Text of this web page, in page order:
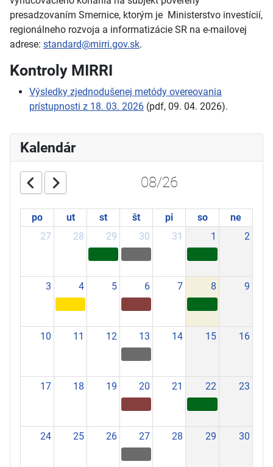
presadzovaním Smernice, ktorým je Ministerstvo investícií,
regionálneho rozvoja a informatizácie SR na e-mailovej
adrese: standard@mirri.gov.sk.
Kontroly MIRRI
Výsledky zjednodušenej metódy overeovania
prístupnosti z 18. 03. 2026 (pdf, 09. 04. 2026).
Kalendár
08/26
po ut st št pi so
ne
27
28 29 30 31 1 2
3 4 5 6 7 8 9
10 11 12 13 14 15 16
17 18 19 20 21 22 23
24 25 26 27 28 29 30